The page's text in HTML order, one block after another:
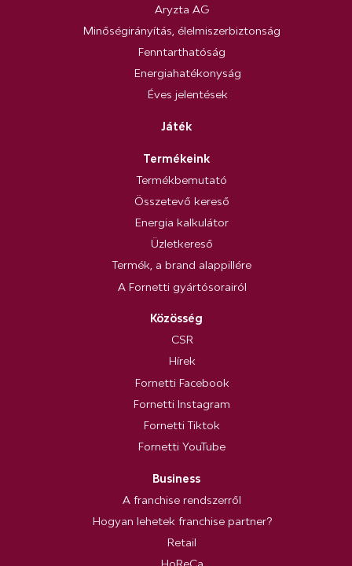
Aryzta AG
Minőségirányítás, élelmiszerbiztonság
Fenntarthatóság
Energiahatékonyság
Éves jelentések
Játék
Termékeink
Termékbemutató
Összetevő kereső
Energia kalkulátor
Üzletkereső
Termék, a brand alappillére
A Fornetti gyártósorairól
Közösség
CSR
Hírek
Fornetti Facebook
Fornetti Instagram
Fornetti Tiktok
Fornetti YouTube
Business
A franchise rendszerről
Hogyan lehetek franchise partner?
Retail